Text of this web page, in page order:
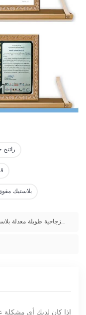
بلاستيك
شيامن LFT-G نايلون 6 بولي أميد 6 مركب من ألياف زجاجية طويلة معدلة بلاستيك 12 مم اللون الأصلي
إذا كان لديك أي مشكلة